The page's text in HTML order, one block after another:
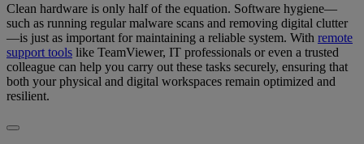
Clean hardware is only half of the equation. Software hygiene—
such as running regular malware scans and removing digital clutter
—is just as important for maintaining a reliable system. With remote
support tools like TeamViewer, IT professionals or even a trusted
colleague can help you carry out these tasks securely, ensuring that
both your physical and digital workspaces remain optimized and
resilient.